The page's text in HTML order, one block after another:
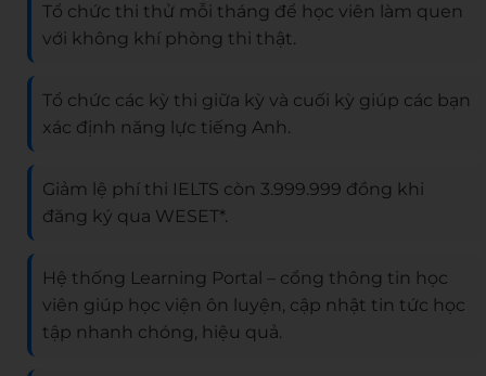
Tổ chức thi thử mỗi tháng để học viên làm quen
với không khí phòng thi thật.
Tổ chức các kỳ thi giữa kỳ và cuối kỳ giúp các bạn
xác định năng lực tiếng Anh.
Giảm lệ phí thi IELTS còn 3.999.999 đồng khi
đăng ký qua WESET*.
Hệ thống Learning Portal – cổng thông tin học
viên giúp học viện ôn luyện, cập nhật tin tức học
tập nhanh chóng, hiệu quả.